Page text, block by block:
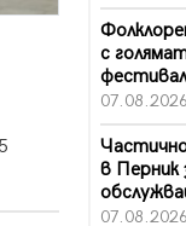
с
в Перник